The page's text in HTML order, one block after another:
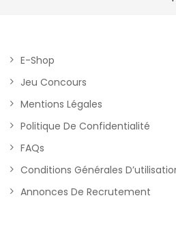
E-Shop
Jeu Concours
Mentions Légales
Politique De Confidentialité
FAQs
Conditions Générales
Annonces De Recrutement